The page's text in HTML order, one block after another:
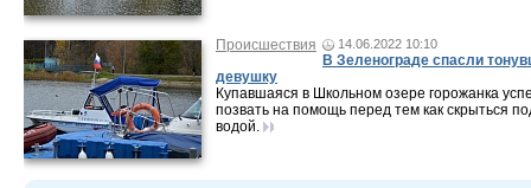
Происшествия 14.06.2022 10:10
В Зеленограде спасли
девушку
Купавшаяся в Школьном озере горожанка
позвать на помощь перед тем как скрыться
водой.